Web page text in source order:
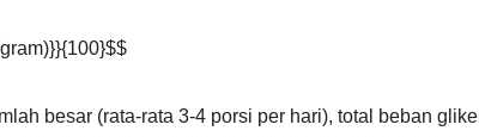
besar (rata-rata 3-4 porsi per hari), total beban